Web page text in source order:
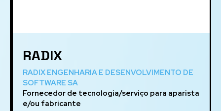
RADIX
RADIX ENGENHARIA E DESENVOLVIMENTO DE
SOFTWARE SA
Fornecedor de tecnologia/serviço para aparista
e/ou fabricante